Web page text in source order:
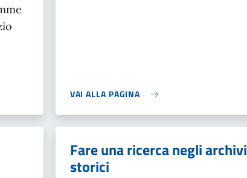
VAI ALLA PAGINA
Fare una ricerca negli archivi
storici